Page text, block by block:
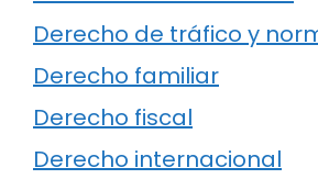
Derecho de tráfico y
Derecho familiar
Derecho fiscal
Derecho internacional